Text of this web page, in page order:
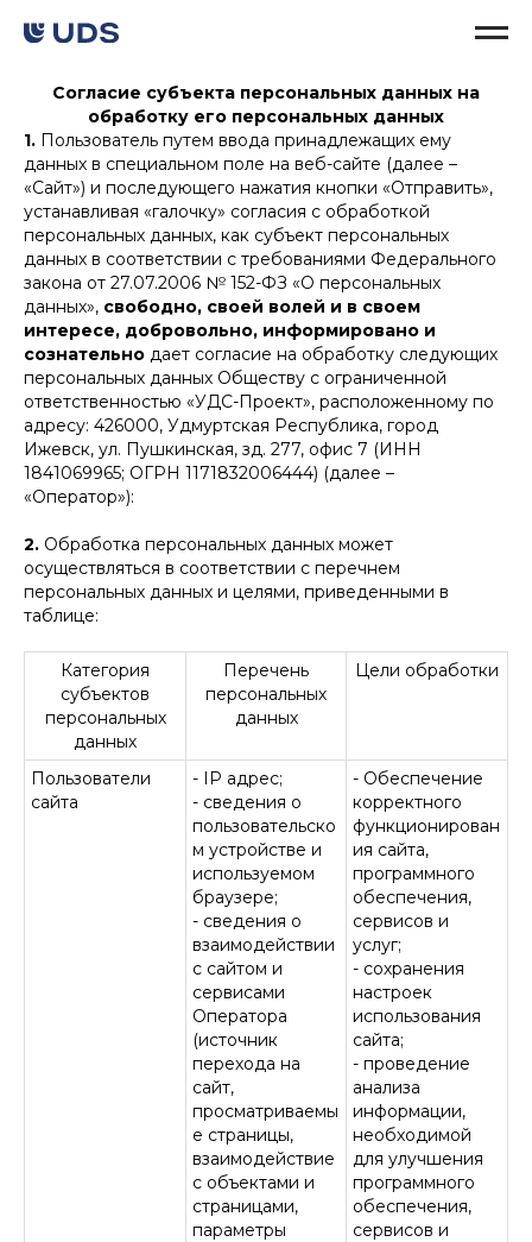
Согласие субъекта персональных данных на
обработку его персональных данных
1. Пользователь путем ввода принадлежащих ему
данных в специальном поле на веб-сайте (далее –
«Сайт») и последующего нажатия кнопки «Отправить»,
устанавливая «галочку» согласия с обработкой
персональных данных, как субъект персональных
данных в соответствии с требованиями Федерального
закона от 27.07.2006 № 152-ФЗ «О персональных
данных», свободно, своей волей и в своем
интересе, добровольно, информировано и
сознательно дает согласие на обработку следующих
персональных данных Обществу с ограниченной
ответственностью «УДС-Проект», расположенному по
адресу: 426000, Удмуртская Республика, город
Ижевск, ул. Пушкинская, зд. 277, офис 7 (ИНН
1841069965; ОГРН 1171832006444) (далее –
«Оператор»):
2. Обработка персональных данных может
осуществляться в соответствии с перечнем
персональных данных и целями, приведенными в
таблице:
Категория
субъектов
персональных
данных
Перечень
персональных
данных
Цели обработки
Пользователи
сайта
- IP адрес;
- сведения о
пользовательско
м устройстве и
используемом
браузере;
- сведения о
взаимодействии
с сайтом и
сервисами
Оператора
(источник
перехода на
сайт,
просматриваемы
е страницы,
взаимодействие
с объектами и
страницами,
параметры
- Обеспечение
корректного
функционирован
ия сайта,
программного
обеспечения,
сервисов и
услуг;
- сохранения
настроек
использования
сайта;
- проведение
анализа
информации,
необходимой
для улучшения
программного
обеспечения,
сервисов и